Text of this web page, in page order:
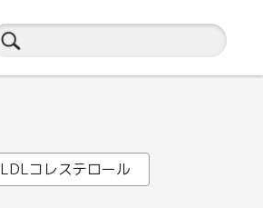
LDLコレステロール